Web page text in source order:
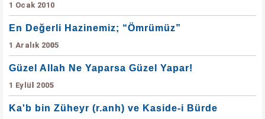
1 Ocak 2010
En Değerli Hazinemiz; “Ömrümüz”
1 Aralık 2005
Güzel Allah Ne Yaparsa Güzel Yapar!
1 Eylül 2005
Ka'b bin Züheyr (r.anh) ve Kaside-i Bürde